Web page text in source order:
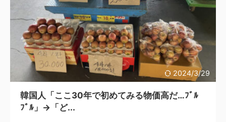
2024/3/29
韓国人「ここ30年で初めてみる物価高だ…ﾌﾞﾙ
ﾌﾞﾙ」→「ど...